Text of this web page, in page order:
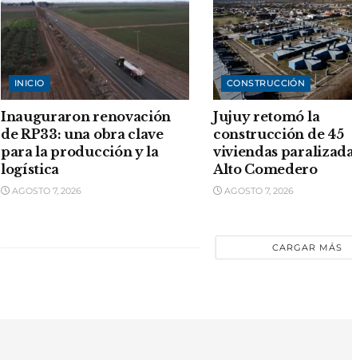
INICIO
Inauguraron renovación
de RP33: una obra clave
para la producción y la
logística
AGOSTO 7, 2026
CONSTRUCCIÓN
Jujuy retomó la
construcción de 45
viviendas
Alto Comedero
AGOSTO 7, 2026
CARGAR MÁS